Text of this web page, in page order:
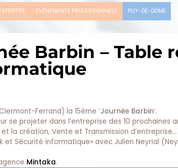
EVÉNEMENTS PROFESSIONNELS PUY-DE-DÔME
Barbin – Table
Ferrand) la 15ème ‘Journée Barbin‘.
se projeter dans l’entreprise des 10 prochaines
la création, Vente et Transmission d’entreprise…
et Sécurité informatique» avec Julien Neyrial
Mintaka.